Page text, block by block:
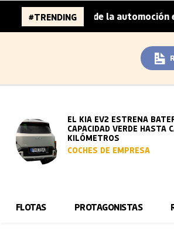
#TRENDING
de la automoción europea si
EL KIA EV2 ESTRENA
CAPACIDAD VERDE HASTA
KILÓMETROS
COCHES DE EMPRESA
FLOTAS PROTAGONISTAS